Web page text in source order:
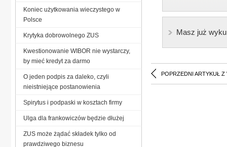
Masz już
POPRZEDNI ARTYKUŁ Z
Koniec użytkowania wieczystego w
Polsce
Krytyka dobrowolnego ZUS
Kwestionowanie WIBOR nie wystarczy,
by mieć kredyt za darmo
O jeden podpis za daleko, czyli
nieistniejące postanowienia
Spirytus i podpaski w kosztach firmy
Ulga dla frankowiczów będzie dłużej
ZUS może żądać składek tylko od
prawdziwego biznesu